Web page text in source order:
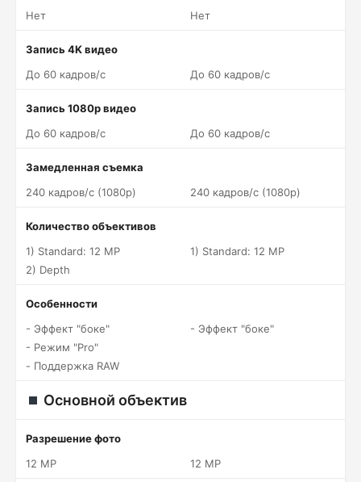
Нет
Нет
Запись 4K видео
До 60 кадров/c
До 60 кадров/c
Запись 1080p видео
До 60 кадров/c
До 60 кадров/c
Замедленная съемка
240 кадров/c (1080p)
240 кадров/c (1080p)
Количество объективов
1) Standard: 12 MP
2) Depth
1) Standard: 12 MP
Особенности
- Эффект "боке"
- Режим "Pro"
- Поддержка RAW
- Эффект "боке"
Основной объектив
Разрешение фото
12 MP
12 MP